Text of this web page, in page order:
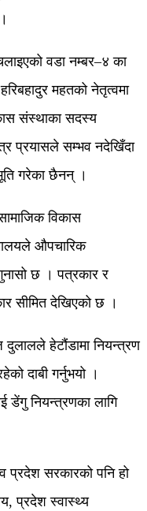
वडा नम्बर–४ का
महतको नेतृत्वमा
संस्थाका सदस्य
प्रयासले सम्भव नदेखिँदा
गरेका छैनन् ।
विकास
औपचारिक
छ । पत्रकार र
सीमित देखिएको छ ।
दुलालले हेटौंडामा नियन्त्रण
दाबी गर्नुभयो ।
डेंगु नियन्त्रणका लागि
प्रदेश सरकारको पनि हो
प्रदेश स्वास्थ्य